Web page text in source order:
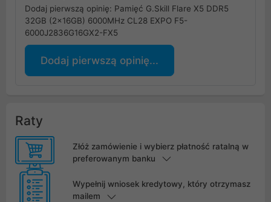
Dodaj pierwszą opinię: Pamięć G.Skill Flare X5 DDR5
32GB (2x16GB) 6000MHz CL28 EXPO F5-
6000J2836G16GX2-FX5
Dodaj pierwszą opinię...
Raty
Złóż zamówienie i wybierz płatność ratalną w
preferowanym banku
Wypełnij wniosek kredytowy, który otrzymasz
mailem